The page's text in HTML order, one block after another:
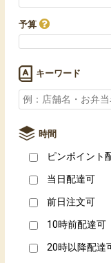
予算
キーワード
時間
ピンポイント
当日配達可
前日注文可
10時前配達可
20時以降配達